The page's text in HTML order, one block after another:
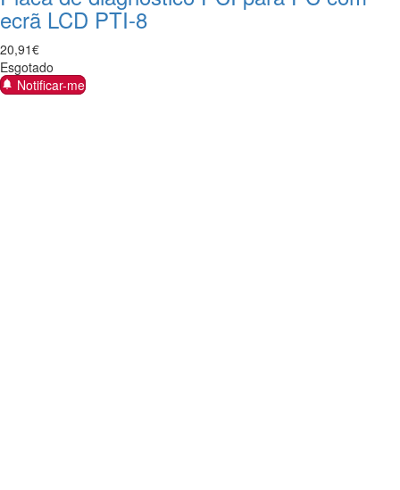
ecrã LCD PTI-8
20,91€
Esgotado
Notificar-me